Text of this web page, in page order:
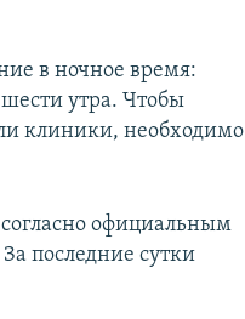
в ночное время:
утра. Чтобы
клиники, необходимо
официальным
последние сутки